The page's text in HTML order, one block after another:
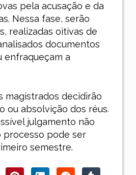
pela acusação e da
Nessa fase, serão
realizadas oitivas de
documentos
enfraqueçam a
magistrados decidirão
ou absolvição dos réus.
julgamento não
processo pode ser
semestre.